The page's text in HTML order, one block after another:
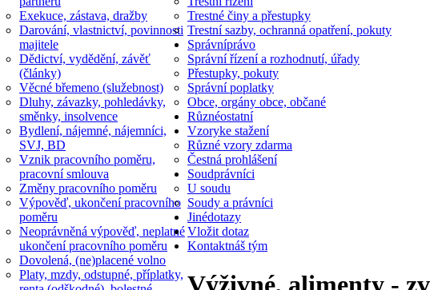
Exekuce, zástava, dražby
Darování, vlastnictví, povinnosti
majitele
Dědictví, vydědění, závěť
(články)
Věcné břemeno (služebnost)
Dluhy, závazky, pohledávky,
směnky, insolvence
Bydlení, nájemné, nájemníci,
SVJ, BD
Vznik pracovního poměru,
pracovní smlouva
Změny pracovního poměru
Výpověď, ukončení pracovního
poměru
Neoprávněná výpověď, neplatné
ukončení pracovního poměru
Dovolená, (ne)placené volno
Platy, mzdy, odstupné, příplatky,
Trestné činy a přestupky
Trestní sazby, ochranná opatření, pokuty
Správníprávo
Správní řízení a rozhodnutí, úřady
Přestupky, pokuty
Správní poplatky
Obce, orgány obce, občané
Různéostatní
Vzoryke stažení
Různé vzory zdarma
Čestná prohlášení
Soudprávníci
U soudu
Soudy a právníci
Jinédotazy
Vložit dotaz
Kontaktnáš tým